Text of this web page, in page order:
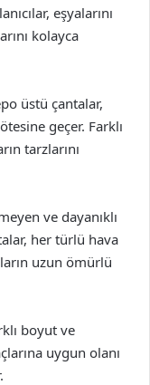
eşyalarını
kolayca
üstü çantalar,
geçer. Farklı
tarzlarını
ve dayanıklı
her türlü hava
uzun ömürlü
boyut ve
uygun olanı